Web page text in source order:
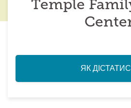
Temple
ЯК